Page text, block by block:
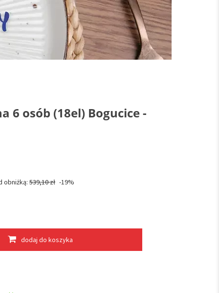
6 osób (18el) Bogucice -
obniżką: 539,10 zł -19%
dodaj do koszyka